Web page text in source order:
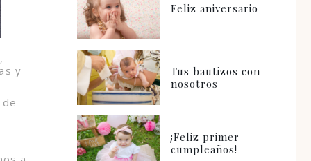
y
Feliz aniversario
Tus bautizos con
nosotros
¡Feliz primer
cumpleaños!